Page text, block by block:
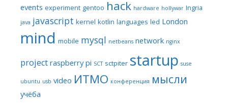
events experiment gentoo hack hardware hollywar Ingria
java javascript kernel kotlin languages led London
mind mobile mysql netbeans network nginx
project raspberry pi SCT sctpiter startup suse
ubuntu usb video ИТМО конференция мысли
учёба